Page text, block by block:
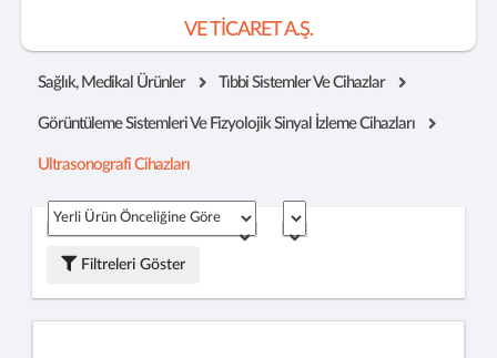
VE TİCARET A.Ş.
Sağlık, Medikal Ürünler Tıbbi Sistemler Ve Cihazlar
Görüntüleme Sistemleri Ve Fizyolojik Sinyal İzleme Cihazları
Ultrasonografi Cihazları
Filtreleri Göster